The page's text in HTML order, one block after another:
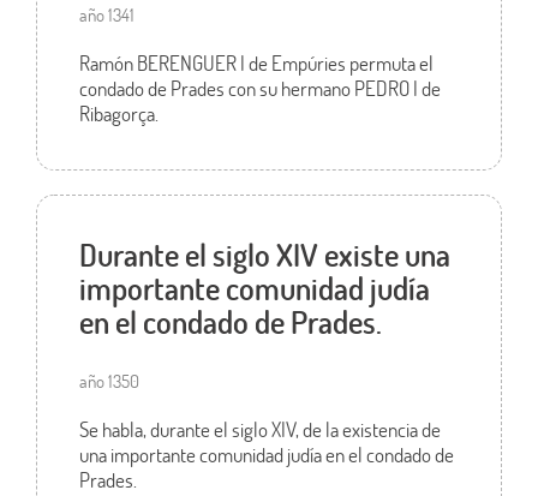
año 1341
Ramón BERENGUER I de Empúries permuta el
condado de Prades con su hermano PEDRO I de
Ribagorça.
Durante el siglo XIV existe una
importante comunidad judía
en el condado de Prades.
año 1350
Se habla, durante el siglo XIV, de la existencia de
una importante comunidad judía en el condado de
Prades.